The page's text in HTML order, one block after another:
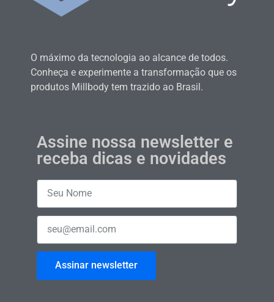
O máximo da tecnologia ao alcance de todos.
Conheça e experimente a transformação que os
produtos Millbody tem trazido ao Brasil.
Assine nossa newsletter e
receba dicas e novidades
Assinar newsletter